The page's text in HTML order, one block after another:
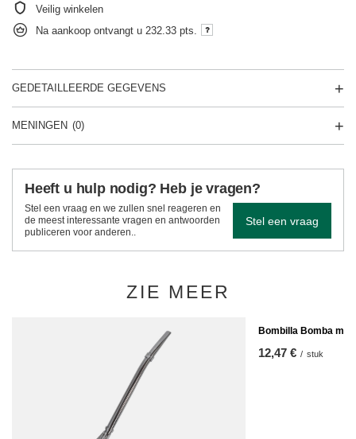
Veilig winkelen
Na aankoop ontvangt u 232.33 pts.
GEDETAILLEERDE GEGEVENS
MENINGEN (0)
Heeft u hulp nodig? Heb je vragen?
Stel een vraag en we zullen snel reageren en
de meest interessante vragen en antwoorden
publiceren voor anderen..
Stel een vraag
ZIE MEER
Bombilla Bomba met
12,47 € / stuk